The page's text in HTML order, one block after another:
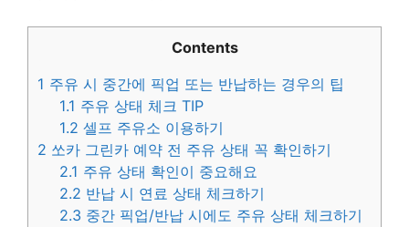
Contents
1 주유 시 중간에 픽업 또는 반납하는 경우의 팁
1.1 주유 상태 체크 TIP
1.2 셀프 주유소 이용하기
2 쏘카 그린카 예약 전 주유 상태 꼭 확인하기
2.1 주유 상태 확인이 중요해요
2.2 반납 시 연료 상태 체크하기
2.3 중간 픽업/반납 시에도 주유 상태 체크하기